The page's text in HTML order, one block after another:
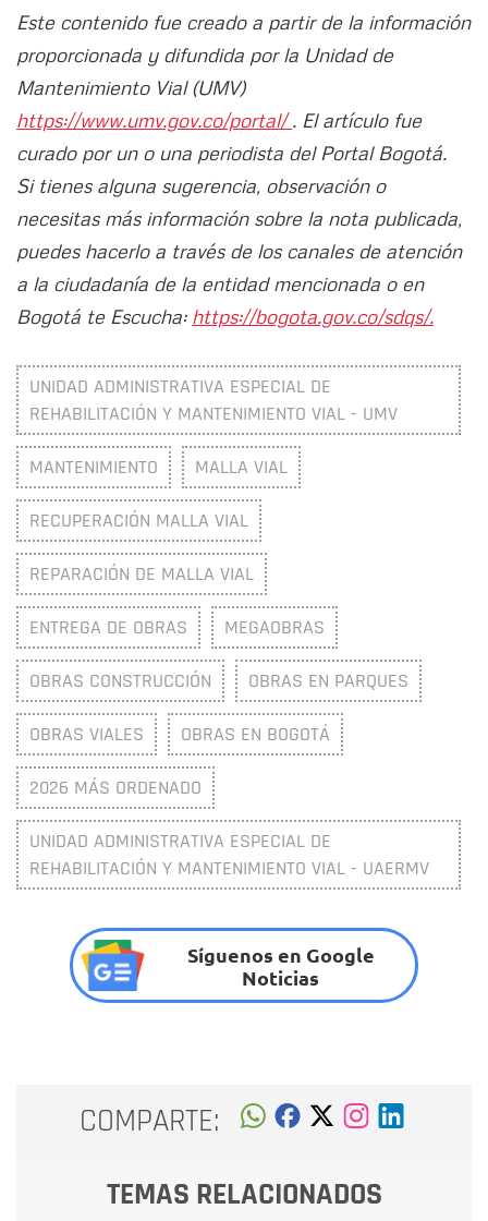
Este contenido fue creado a partir de la información
proporcionada y difundida por la Unidad de
Mantenimiento Vial (UMV)
https://www.umv.gov.co/portal/. El artículo fue
curado por un o una periodista del Portal Bogotá.
Si tienes alguna sugerencia, observación o
necesitas más información sobre la nota publicada,
puedes hacerlo a través de los canales de atención
a la ciudadanía de la entidad mencionada o en
Bogotá te Escucha: https://bogota.gov.co/sdqs/.
UNIDAD ADMINISTRATIVA ESPECIAL DE
REHABILITACIÓN Y MANTENIMIENTO VIAL - UMV
MANTENIMIENTO MALLA VIAL
RECUPERACIÓN MALLA VIAL
REPARACIÓN DE MALLA VIAL
ENTREGA DE OBRAS MEGAOBRAS
OBRAS CONSTRUCCIÓN OBRAS EN PARQUES
OBRAS VIALES OBRAS EN BOGOTÁ
2026 MÁS ORDENADO
UNIDAD ADMINISTRATIVA ESPECIAL DE
REHABILITACIÓN Y MANTENIMIENTO VIAL - UAERMV
Síguenos en Google
Noticias
COMPARTE:
TEMAS RELACIONADOS